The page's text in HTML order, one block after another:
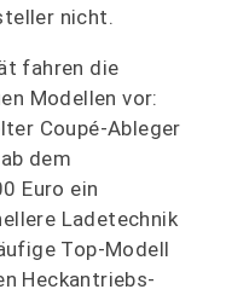
nicht.
fahren die
Modellen vor:
Coupé-Ableger
dem
Euro ein
Ladetechnik
Top-Modell
Heckantriebs-